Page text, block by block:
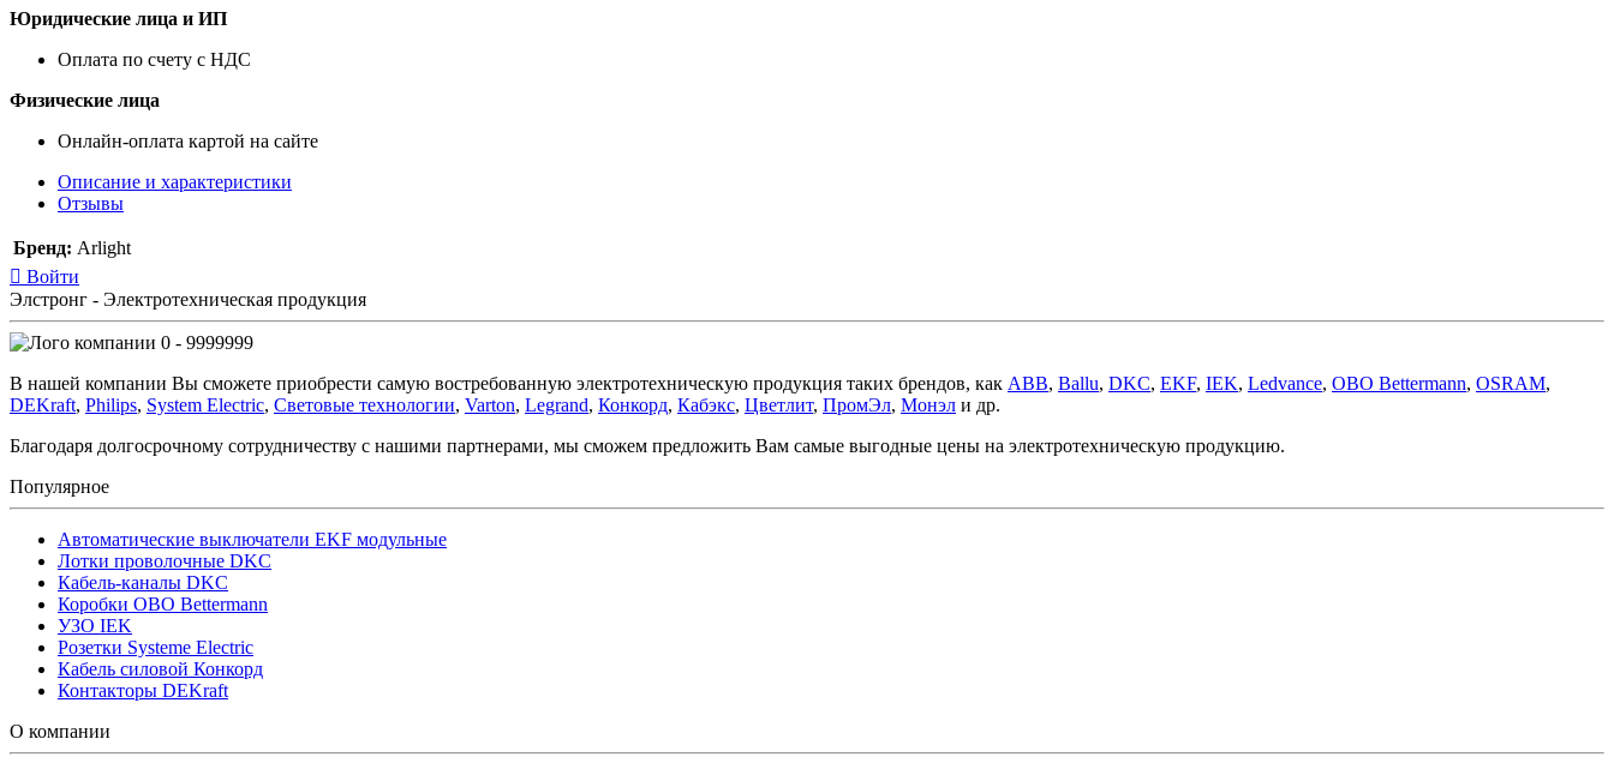
Юридические лица и ИП
Оплата по счету с НДС
Физические лица
Онлайн-оплата картой на сайте
Описание и характеристики
Отзывы
Бренд: Arlight
Войти
Элстронг - Электротехническая продукция
0 - 9999999
В нашей компании Вы сможете приобрести самую востребованную электротехническую продукция таких брендов, как ABB, Ballu, DKC, EKF, IEK, Ledvance, OBO Bettermann, OSRAM,
DEKraft, Philips, System Electric, Световые технологии, Varton, Legrand, Конкорд, Кабэкс, Цветлит, ПромЭл, Монэл и др.
Благодаря долгосрочному сотрудничеству с нашими партнерами, мы сможем предложить Вам самые выгодные цены на электротехническую продукцию.
Популярное
Автоматические выключатели EKF модульные
Лотки проволочные DKC
Кабель-каналы DKC
Коробки OBO Bettermann
УЗО IEK
Розетки Systeme Electric
Кабель силовой Конкорд
Контакторы DEKraft
О компании